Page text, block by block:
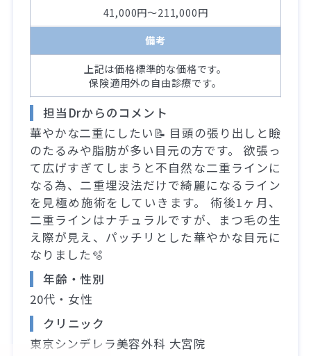
41,000円～211,000円
備考
上記は価格標準的な価格です。
保険適用外の自由診療です。
担当Drからのコメント
華やかな二重にしたい📝 目頭の張り出しと瞼
のたるみや脂肪が多い目元の方です。 欲張っ
て広げすぎてしまうと不自然な二重ラインに
なる為、二重埋没法だけで綺麗になるライン
を見極め施術をしていきます。 術後1ヶ月、
二重ラインはナチュラルですが、まつ毛の生
え際が見え、パッチリとした華やかな目元に
なりました🫧
年齢・性別
20代・女性
クリニック
東京シンデレラ美容外科 大宮院